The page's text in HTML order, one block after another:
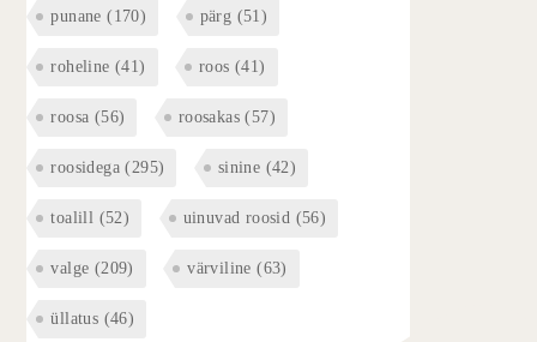
punane (170) pärg (51)
roheline (41) roos (41)
roosa (56) roosakas (57)
roosidega (295) sinine (42)
toalill (52) uinuvad roosid (56)
valge (209) värviline (63)
üllatus (46)